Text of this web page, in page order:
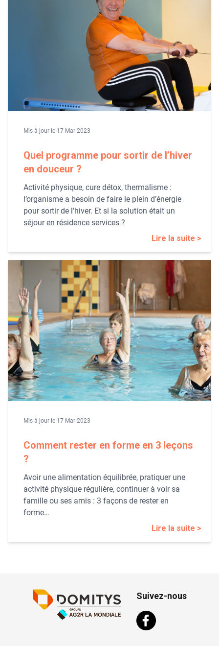
Mis à jour le 17 Mar 2023
Quel programme pour sortir de l’hiver
en douceur ?
Activité physique, cure détox, thermalisme :
l’organisme a besoin de faire le plein d’énergie
pour sortir de l’hiver. Et si la solution était un
séjour en résidence services ?
Lire la suite >
Mis à jour le 17 Mar 2023
Comment rester en forme en 3 leçons
?
Avoir une alimentation équilibrée, pratiquer une
activité physique régulière, continuer à voir sa
famille ou ses amis : 3 façons de rester en
forme…
Lire la suite >
Suivez-nous